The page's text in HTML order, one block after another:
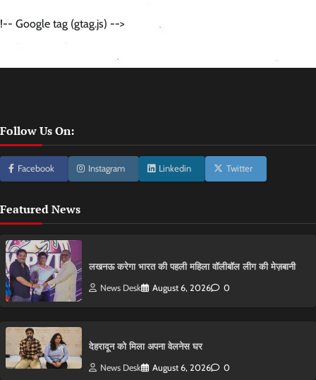
!-- Google tag (gtag.js) -->
Follow Us On:
Facebook Instagram Linkedin Twitter
Featured News
लखनऊ करेगा भारत की पहली महिला वॉलीबॉल लीग की मेज़बानी
News Desk August 6, 2026 0
देहरादून को मिला अपना वेलनेस घर
News Desk August 6, 2026 0